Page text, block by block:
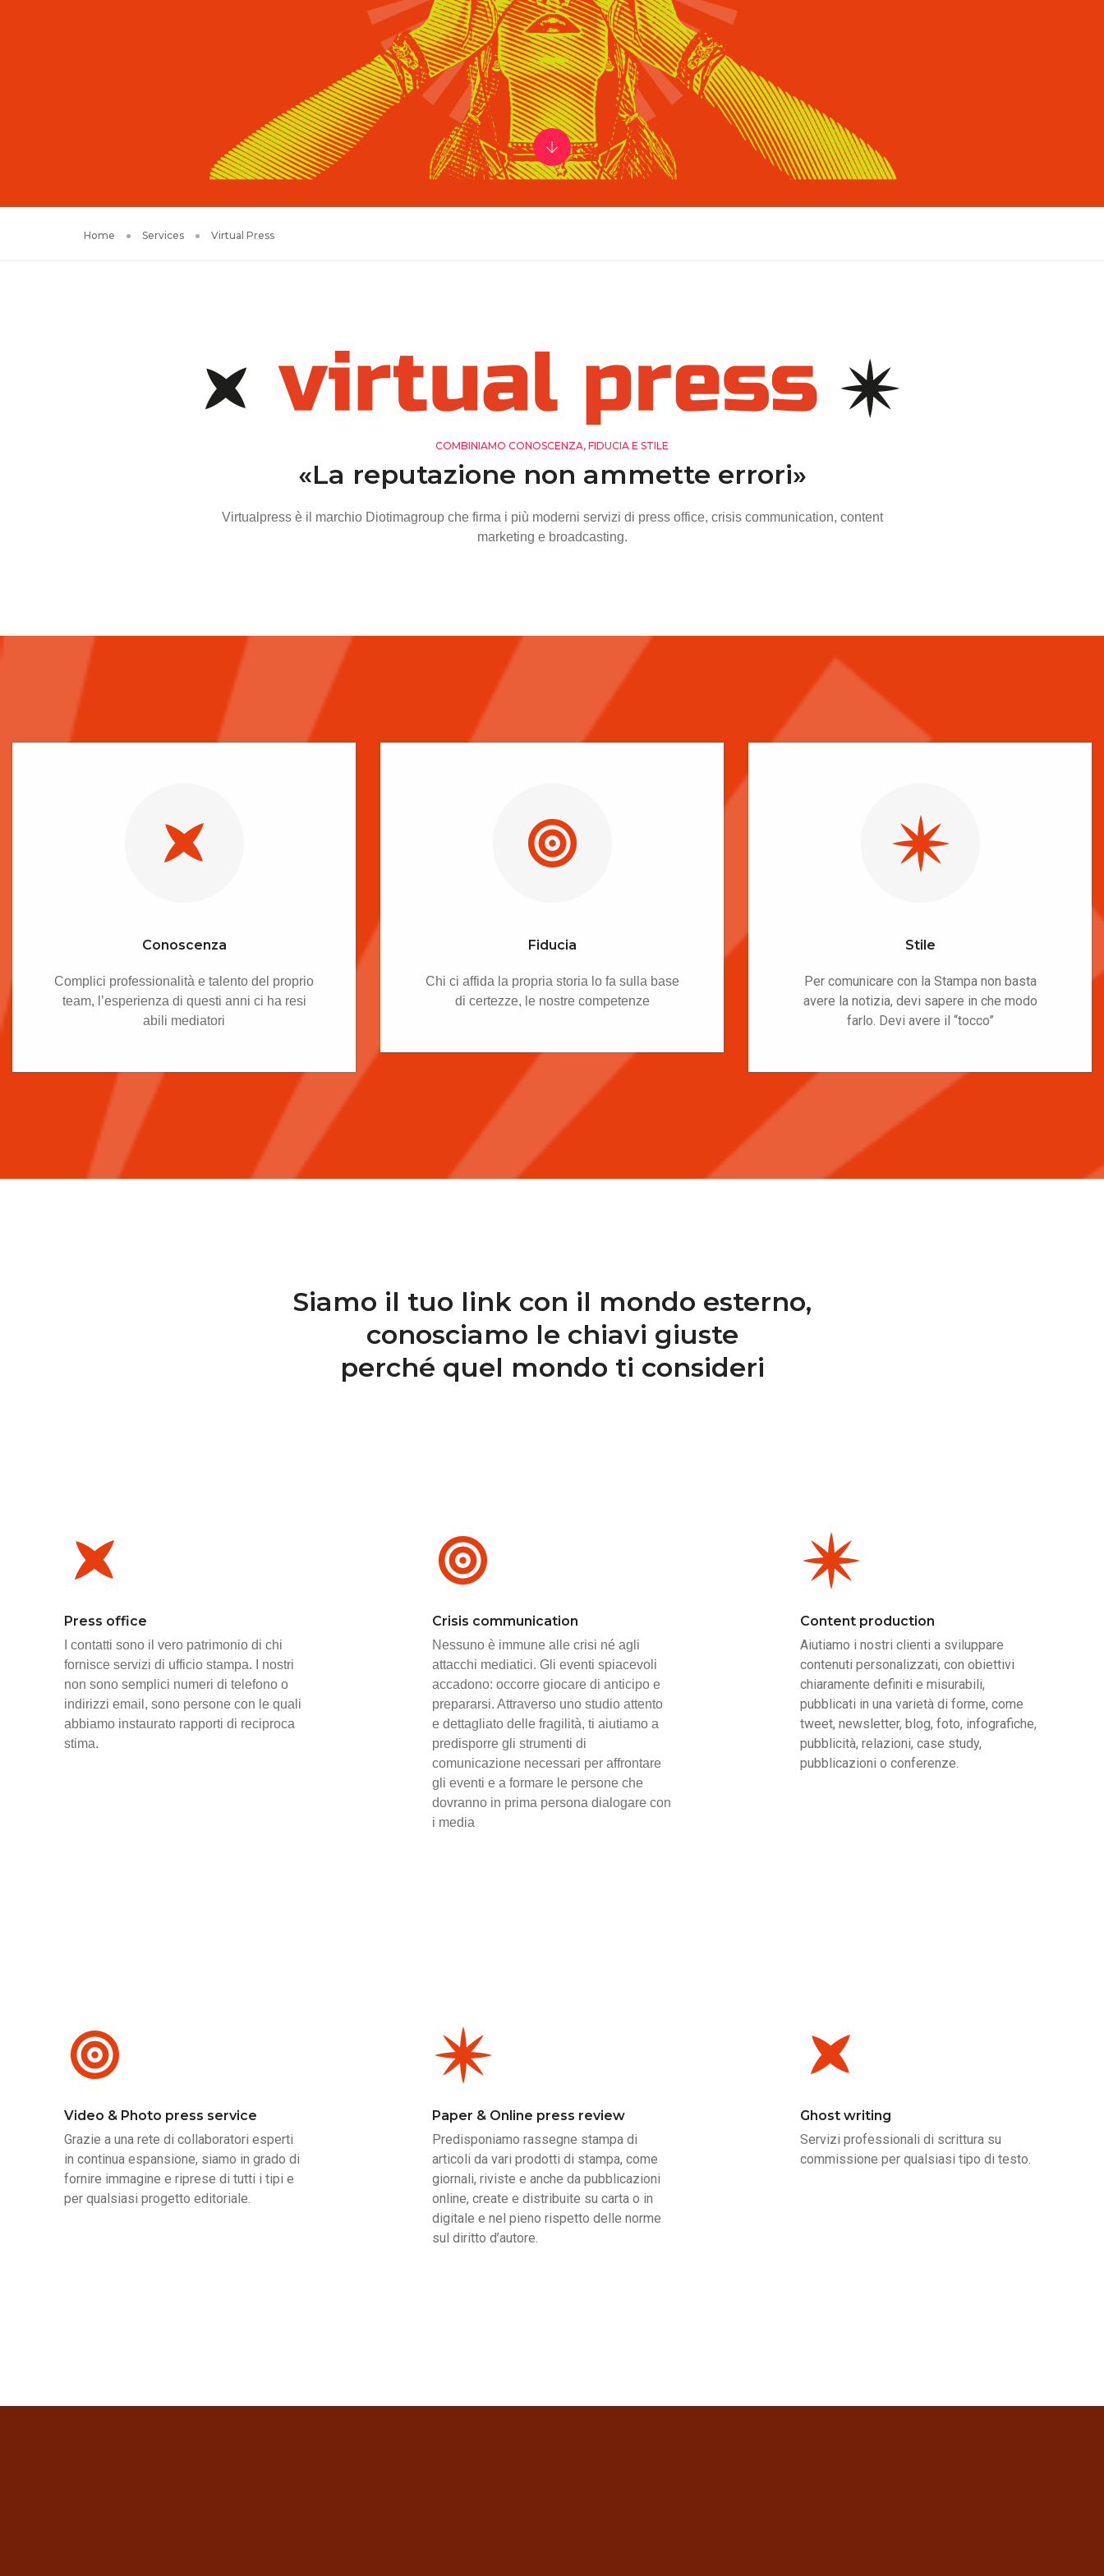
Home Services Virtual Press
COMBINIAMO CONOSCENZA, FIDUCIA E STILE
«La reputazione non ammette errori»
Virtualpress è il marchio Diotimagroup che firma i più moderni servizi di press office, crisis communication, content
marketing e broadcasting.
Conoscenza
Complici professionalità e talento del proprio
team, l’esperienza di questi anni ci ha resi
abili mediatori
Fiducia
Chi ci affida la propria storia lo fa sulla base
di certezze, le nostre competenze
Stile
Per comunicare con la Stampa non basta
avere la notizia, devi sapere in che modo
farlo. Devi avere il “tocco”
Siamo il tuo link con il mondo esterno,
conosciamo le chiavi giuste
perché quel mondo ti consideri
Press office
I contatti sono il vero patrimonio di chi
fornisce servizi di ufficio stampa. I nostri
non sono semplici numeri di telefono o
indirizzi email, sono persone con le quali
abbiamo instaurato rapporti di reciproca
stima.
Crisis communication
Nessuno è immune alle crisi né agli
attacchi mediatici. Gli eventi spiacevoli
accadono: occorre giocare di anticipo e
prepararsi. Attraverso uno studio attento
e dettagliato delle fragilità, ti aiutiamo a
predisporre gli strumenti di
comunicazione necessari per affrontare
gli eventi e a formare le persone che
dovranno in prima persona dialogare con
i media
Content production
Aiutiamo i nostri clienti a sviluppare
contenuti personalizzati, con obiettivi
chiaramente definiti e misurabili,
pubblicati in una varietà di forme, come
tweet, newsletter, blog, foto, infografiche,
pubblicità, relazioni, case study,
pubblicazioni o conferenze.
Video & Photo press service
Grazie a una rete di collaboratori esperti
in continua espansione, siamo in grado di
fornire immagine e riprese di tutti i tipi e
per qualsiasi progetto editoriale.
Paper & Online press review
Predisponiamo rassegne stampa di
articoli da vari prodotti di stampa, come
giornali, riviste e anche da pubblicazioni
online, create e distribuite su carta o in
digitale e nel pieno rispetto delle norme
sul diritto d’autore.
Ghost writing
Servizi professionali di scrittura su
commissione per qualsiasi tipo di testo.